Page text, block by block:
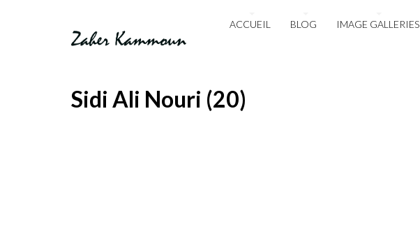
ACCUEIL BLOG IMAGE GALLERIES
Sidi Ali Nouri (20)